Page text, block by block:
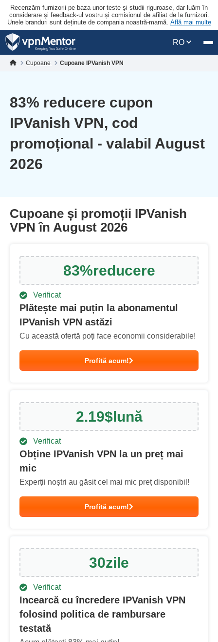
Recenzăm furnizorii pe baza unor teste și studii riguroase, dar luăm în
considerare și feedback-ul vostru și comisionul de afiliat de la furnizori.
Unele branduri sunt deținute de compania noastră-mamă. Află mai multe
RO
Cupoane Cupoane IPVanish VPN
83% reducere cupon
IPVanish VPN, cod
promoțional - valabil August
2026
Cupoane și promoții IPVanish
VPN în August 2026
83%reducere
Verificat
Plătește mai puțin la abonamentul
IPVanish VPN astăzi
Cu această ofertă poți face economii considerabile!
Profită acum!
2.19$lună
Verificat
Obține IPVanish VPN la un preț mai
mic
Experții noștri au găsit cel mai mic preț disponibil!
Profită acum!
30zile
Verificat
Incearcă cu încredere IPVanish VPN
folosind politica de rambursare
testată